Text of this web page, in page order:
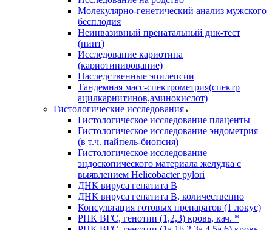
Молекулярно-генетический анализ мужского
бесплодия
Неинвазивный пренатальный днк-тест
(нипт)
Исследование кариотипа
(кариотипирование)
Наследственные эпилепсии
Тандемная масс-спектрометрия(спектр
ацилкарнитинов,аминокислот)
Гистологические исследования
Гистологическое исследование плаценты
Гистологическое исследование эндометрия
(в т.ч. пайпель-биопсия)
Гистологическое исследование
эндоскопического материала желудка с
выявлением Helicobacter pylori
ДНК вируса гепатита B
ДНК вируса гепатита B, количественно
Консультация готовых препаратов (1 локус)
РНК ВГC, генотип (1,2,3) кровь, кач. *